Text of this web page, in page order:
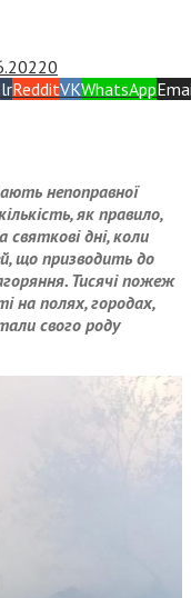
0
RedditVKWhatsApp
непоправної
як правило,
святкові дні, коли
що призводить до
Тисячі пожеж
на полях, городах,
свого роду